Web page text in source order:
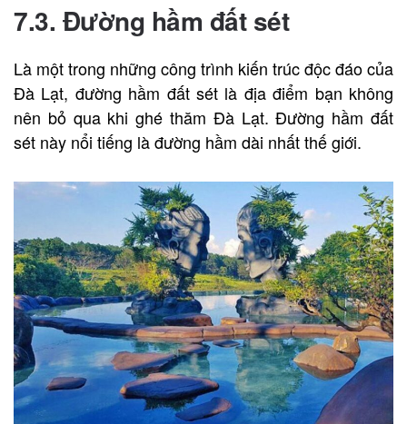
7.3. Đường hầm đất sét
Là một trong những công trình kiến trúc độc đáo của
Đà Lạt, đường hầm đất sét là địa điểm bạn không
nên bỏ qua khi ghé thăm Đà Lạt. Đường hầm đất
sét này nổi tiếng là đường hầm dài nhất thế giới.